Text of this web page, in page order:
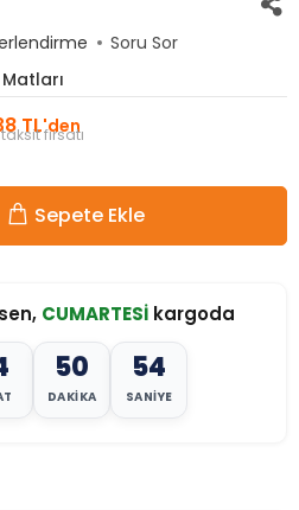
Soru Sor
TL'den
fırsatı
Sepete Ekle
CUMARTESİ kargoda
50
DAKIKA
52
SANIYE